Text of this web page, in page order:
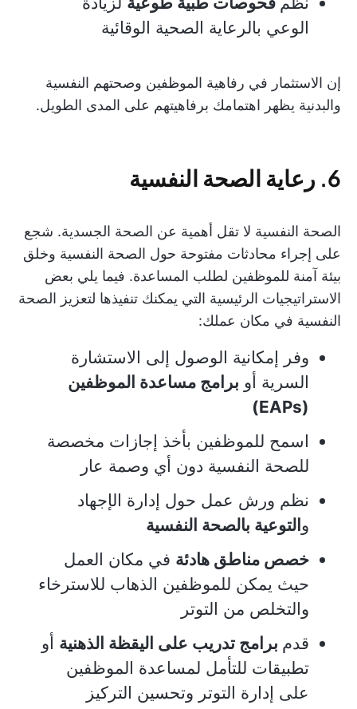
الوعي بالرعاية الصحية الوقائية
إن الاستثمار في رفاهية الموظفين وصحتهم النفسية
والبدنية يظهر اهتمامك برفاهيتهم على المدى الطويل.
6. رعاية الصحة النفسية
الصحة النفسية لا تقل أهمية عن الصحة الجسدية. شجع
على إجراء محادثات مفتوحة حول الصحة النفسية وخلق
بيئة آمنة للموظفين لطلب المساعدة. فيما يلي بعض
الاستراتيجيات الرئيسية التي يمكنك تنفيذها لتعزيز الصحة
النفسية في مكان عملك:
وفر إمكانية الوصول إلى الاستشارة
السرية أو برامج مساعدة الموظفين
(EAPs)
اسمح للموظفين بأخذ إجازات مخصصة
للصحة النفسية دون أي وصمة عار
نظم ورش عمل حول إدارة الإجهاد
والتوعية بالصحة النفسية
خصص مناطق هادئة في مكان العمل
حيث يمكن للموظفين الذهاب للاسترخاء
والتخلص من التوتر
قدم برامج تدريب على اليقظة الذهنية أو
تطبيقات للتأمل لمساعدة الموظفين
على إدارة التوتر وتحسين التركيز